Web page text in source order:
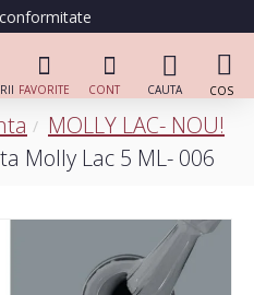
MOLLY LAC- NOU!
Molly Lac 5 ML- 006